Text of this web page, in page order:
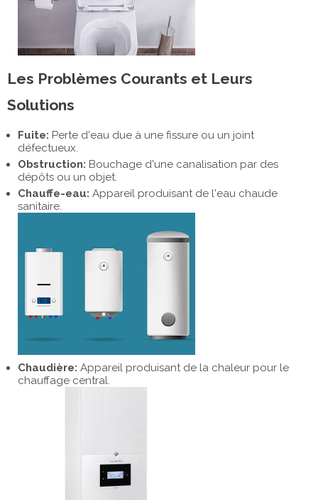
Les Problèmes Courants et Leurs
Solutions
Fuite: Perte d'eau due à une fissure ou un joint
défectueux.
Obstruction: Bouchage d'une canalisation par des
dépôts ou un objet.
Chauffe-eau: Appareil produisant de l'eau chaude
sanitaire.
Chaudière: Appareil produisant de la chaleur pour le
chauffage central.